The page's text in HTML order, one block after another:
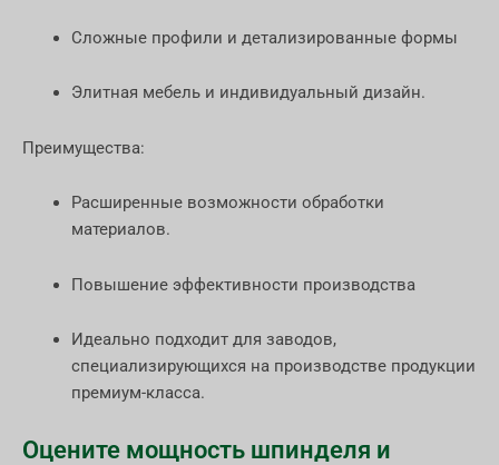
Сложные профили и детализированные формы
Элитная мебель и индивидуальный дизайн.
Преимущества:
Расширенные возможности обработки
материалов.
Повышение эффективности производства
Идеально подходит для заводов,
специализирующихся на производстве продукции
премиум-класса.
Оцените мощность шпинделя и